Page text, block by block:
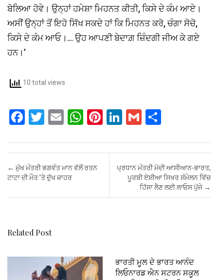
ਬੋਲਿਆ ਹੋਵੇ। ਉਨ੍ਹਾਂ ਹਮੇਸ਼ਾ ਮਿਹਨਤ ਕੀਤੀ, ਕਿਸੇ ਦੇ ਕੰਮ ਆਏ।
ਅਸੀਂ ਉਨ੍ਹਾਂ ਤੋਂ ਇਹੋ ਸਿੱਖ ਸਕਦੇ ਹਾਂ ਕਿ ਮਿਹਨਤ ਕਰੋ, ਚੰਗਾ ਸੋਚੋ,
ਕਿਸੇ ਦੇ ਕੰਮ ਆਓ।… ਉਹ ਆਪਣੀ ਬੇਦਾਗ਼ ਜ਼ਿੰਦਗੀ ਜੀਅ ਕੇ ਗਏ
ਹਨ।’
10 total views
F
ce
b
o
o
T
tt
er
E
ail
W
at
s
p
Pi
er
es
Li
ke
dI
n
G
ail ar
e
Post navigation
← ਮੁੱਖ ਮੰਤਰੀ ਭਗਵੰਤ ਮਾਨ ਵੱਲੋਂ ਰਤਨ
ਟਾਟਾ ਦੀ ਮੌਤ ’ਤੇ ਦੁੱਖ ਜ਼ਾਹਰ
ਪ੍ਰਧਾਨ ਮੰਤਰੀ ਮੋਦੀ ਆਸੀਆਨ-ਭਾਰਤ,
ਪੂਰਬੀ ਏਸ਼ੀਆ ਸਿਖਰ ਸੰਮੇਲਨ ਵਿੱਚ
ਹਿੱਸਾ ਲੈਣ ਲਈ ਲਾਓਸ ਪੁੱਜੇ →
Related Post
ਭਾਰਤੀ ਮੂਲ ਦੇ ਭਾਰਤ ਆਨੰਦ
ਲਿਓਨਾਰਡ ਐਨ ਸਟਰਨ ਸਕੂਲ